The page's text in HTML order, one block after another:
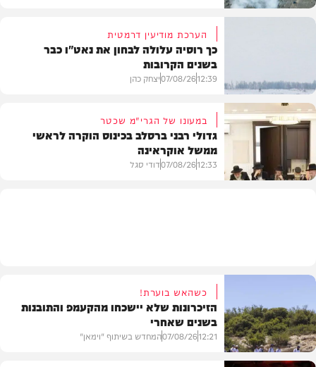
הערכת מודיעין דרמטית
כך רוסיה עלולה לבחון את נאט"ו כבר
בשנים הקרובות
12:39
07/08/26יצחק כהן
במעונו של הגרי"מ שכטר
גדולי רבני ברסלב בכינוס הוקרה לראשי
ממשל אוקראינה
12:33
07/08/26דודי סגל
כשהאש בוערת!
הזיכרונות שלא יישכחו מהקעמפ והתובנות
בשנים שאחרי
12:21
07/08/26המחדש בשיתוף "וימאן"